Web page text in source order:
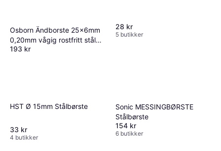
Osborn Ändborste 25x6mm
0,20mm vågig rostfritt stål
Stålbørste
193 kr
28 kr
5 butikker
HST Ø 15mm Stålbørste
33 kr
4 butikker
Sonic MESSINGBØRSTE
Stålbørste
154 kr
6 butikker